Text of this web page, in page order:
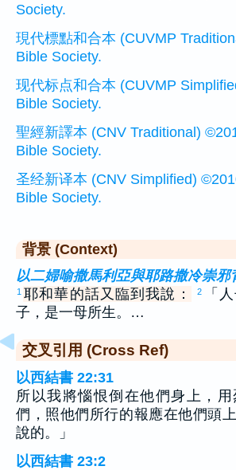
Society.
現代標點和合本 (CUVMP
Bible Society.
现代标点和合本 (CUVMP
Bible Society.
聖經新譯本 (CNV Traditional)
Bible Society.
圣经新译本 (CNV Simplified)
Bible Society.
背景 (Context)
以二婦喻撒馬利亞與耶路撒冷崇邪
1 耶和華的話又臨到我說： 2
「
子，是一母所生。…
交叉引用 (Cross Ref)
以西結書 22:31
所以我將惱恨倒在他們身上，
們，照他們所行的報應在他們頭
說的。」
以西結書 23:2